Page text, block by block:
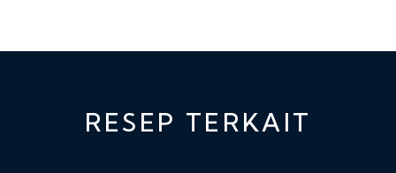
RESEP TERKAIT